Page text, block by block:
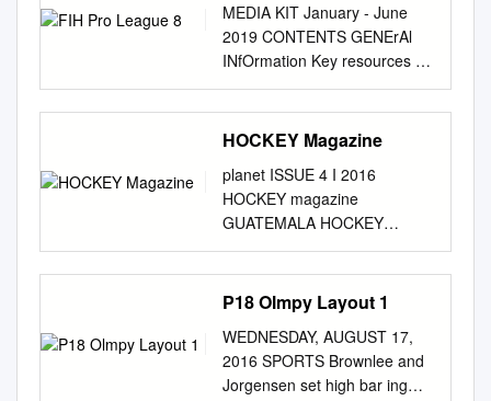
MEDIA KIT January - June
2019 CONTENTS GENErAl
INfOrmation Key resources &
contacts 3 PErSONAl
statements: FIH PresIdent dr
narInder dHruv Batra & FIH
ceo tHIerry WeIl 5 all aBout
tHe FIH Pro league 8 FIH Pro
league PrevIeW 18
COMPETITION comPetItIon
Format 21 matcH scHedule,
venues & tIcKet sales 23
TEAMS – WOMEN: argentIna,
australIa, BelgIum, cHIna,
germany, great BrItaIn,
netHerlands, neW Zealand,
HOCKEY Magazine
planet ISSUE 4 I 2016
HOCKEY magazine
GUATEMALA HOCKEY
LONDON’S CHAMPIONS
TROPHIES BREAKING THE
EAST/WEST DIVIDE ISSUE 4
2016 20 56 INTERVIEW:
TWENDE: 74 ABOUT
PASSION CHANGING LIVES
2016 AWARDS It has been
P18 Olmpy Layout 1
WEDNESDAY, AUGUST 17,
2016 SPORTS Brownlee and
Jorgensen set high bar ing